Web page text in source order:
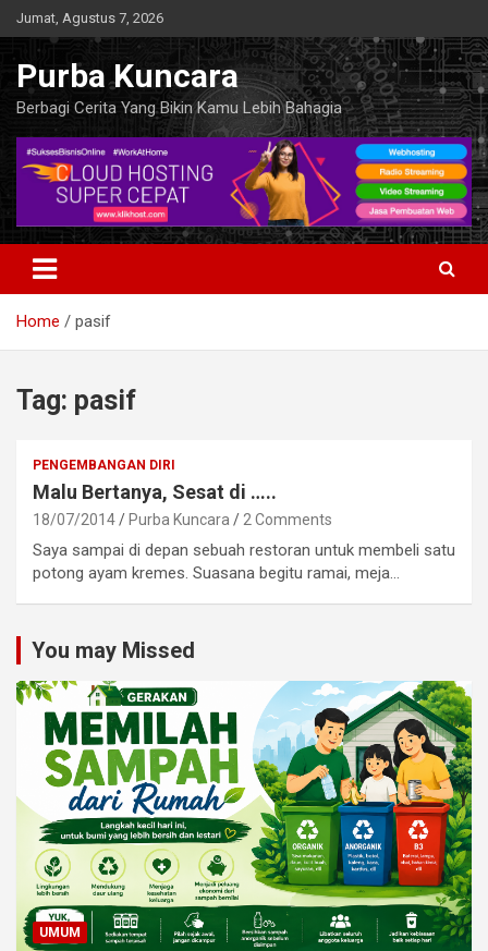
Skip
to
content
Jumat, Agustus 7, 2026
Purba Kuncara
Berbagi Cerita Yang Bikin Kamu Lebih Bahagia
Home pasif
Tag: pasif
PENGEMBANGAN DIRI
Malu Bertanya, Sesat di …..
18/07/2014 Purba Kuncara 2 Comments
Saya sampai di depan sebuah restoran untuk membeli satu
potong ayam kremes. Suasana begitu ramai, meja…
You may Missed
UMUM